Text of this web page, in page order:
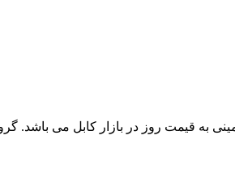
آراد کابل، مرکز فروش عمده و پخش کارخانه ای کابل آلومینیومی